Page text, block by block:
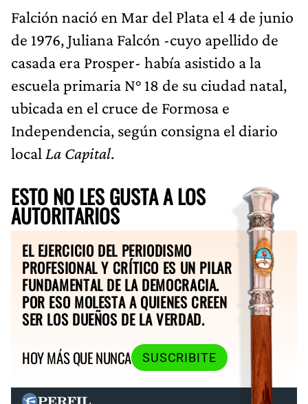
Falción nació en Mar del Plata el 4 de junio
de 1976, Juliana Falcón -cuyo apellido de
casada era Prosper- había asistido a la
escuela primaria N° 18 de su ciudad natal,
ubicada en el cruce de Formosa e
Independencia, según consigna el diario
local La Capital.
ESTO NO LES GUSTA A LOS
AUTORITARIOS
EL EJERCICIO DEL PERIODISMO
PROFESIONAL Y CRÍTICO ES UN PILAR
FUNDAMENTAL DE LA DEMOCRACIA.
POR ESO MOLESTA A QUIENES CREEN
SER LOS DUEÑOS DE LA VERDAD.
HOY MÁS QUE NUNCA
SUSCRIBITE